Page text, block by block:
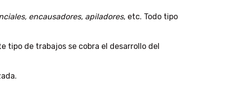
encausadores, apiladores, etc. Todo tipo
tipo de trabajos se cobra el desarrollo del